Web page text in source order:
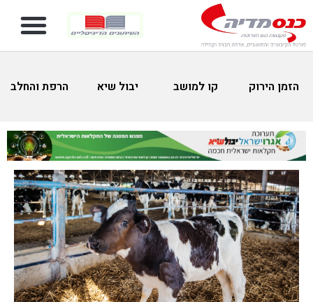
הזמן הירוק קו למושב יבול שיא הרפת והחלב